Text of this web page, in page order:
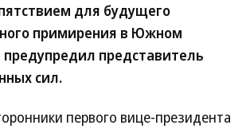
для будущего
примирения в Южном
представитель
сил.
первого вице-президента